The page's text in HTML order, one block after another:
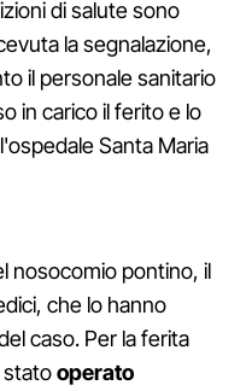
di salute sono
la segnalazione,
il personale sanitario
in carico il ferito e lo
Santa Maria
nosocomio pontino, il
che lo hanno
caso. Per la ferita
statooperato